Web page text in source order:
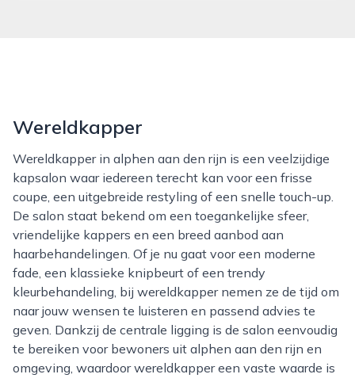
Wereldkapper
Wereldkapper in alphen aan den rijn is een veelzijdige
kapsalon waar iedereen terecht kan voor een frisse
coupe, een uitgebreide restyling of een snelle touch-up.
De salon staat bekend om een toegankelijke sfeer,
vriendelijke kappers en een breed aanbod aan
haarbehandelingen. Of je nu gaat voor een moderne
fade, een klassieke knipbeurt of een trendy
kleurbehandeling, bij wereldkapper nemen ze de tijd om
naar jouw wensen te luisteren en passend advies te
geven. Dankzij de centrale ligging is de salon eenvoudig
te bereiken voor bewoners uit alphen aan den rijn en
omgeving, waardoor wereldkapper een vaste waarde is